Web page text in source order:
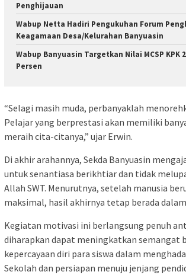
Penghijauan
Wabup Netta Hadiri Pengukuhan Forum
Keagamaan Desa/Kelurahan Banyuasin
Wabup Banyuasin Targetkan Nilai MCSP KPK
Persen
“Selagi masih muda, perbanyaklah
Pelajar yang berprestasi akan memiliki
meraih cita-citanya,” ujar Erwin.
Di akhir arahannya, Sekda Banyuasin
untuk senantiasa berikhtiar dan tidak
Allah SWT. Menurutnya, setelah manusia
maksimal, hasil akhirnya tetap berada
Kegiatan motivasi ini berlangsung penuh
diharapkan dapat meningkatkan semangat
kepercayaan diri para siswa dalam
Sekolah dan persiapan menuju jenjang